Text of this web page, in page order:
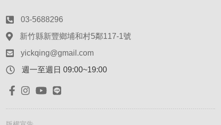
03-5688296
新竹縣新豐鄉埔和村5鄰117-1號
yickqing@gmail.com
週一至週日 09:00~19:00